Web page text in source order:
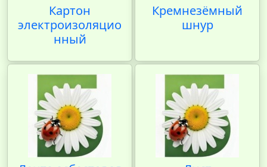
Картон
электроизоляцио
нный
Кремнезёмный
шнур